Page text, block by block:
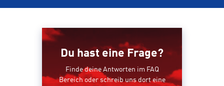
Du hast eine Frage?
Finde deine Antworten im FAQ
Bereich oder schreib uns dort eine